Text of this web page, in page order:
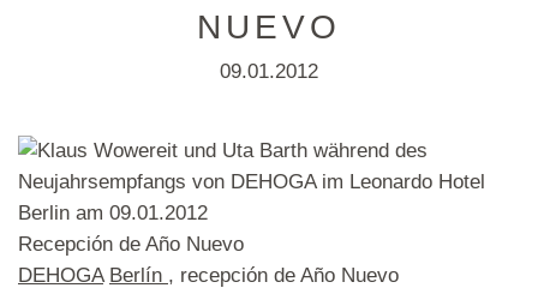
NUEVO
09.01.2012
Recepción de Año Nuevo
DEHOGA Berlín , recepción de Año Nuevo